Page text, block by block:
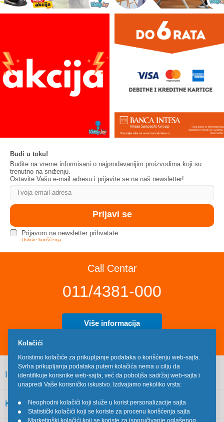
Budi u toku!
Budite na vreme informisani o najprodavanijim proizvodima koji su
trenutno na sniženju.
Ostavite Vašu e-mail adresu i prijavite se na naš newsletter!
Prijavom na newsletter prihvatate
Uslove korišćenja
Call Centar
011/4381-000
Više informacija
INFORMACIJE
KORISNIČKI SERVIS
Kolačići
Koristimo kolačiće za prikupljanje podataka o korišćenju web-sajta.
Svrha prikupljanja podataka putem kolačića nema u cilju da
identifikuje korisnike web-sajta, već da poboljša sadržaj web-sajta i
unapredi Vaše korisničko iskustvo. Izdvajamo nekoliko vrsta:
•
Neophodni kolačići koji služe u korist personalizacije sajta
•
Statistički kolačići koji se koriste za procenu korišćenja sajta
Marketinški kolačići koji se koriste za isporučivanje oglašenog